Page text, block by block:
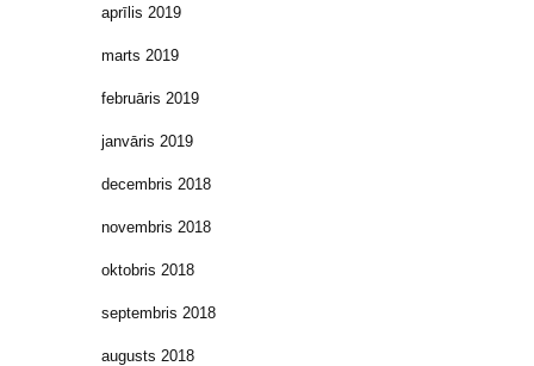
aprīlis 2019
marts 2019
februāris 2019
janvāris 2019
decembris 2018
novembris 2018
oktobris 2018
septembris 2018
augusts 2018